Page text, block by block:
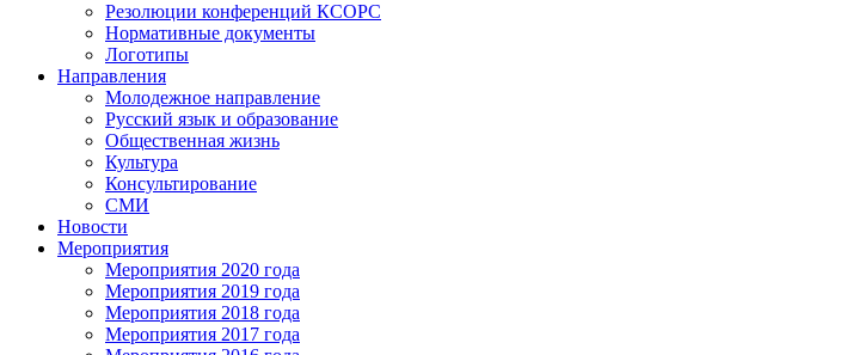
Резолюции конференций КСОРС
Нормативные документы
Логотипы
Направления
Молодежное направление
Русский язык и образование
Общественная жизнь
Культура
Консультирование
СМИ
Новости
Мероприятия
Мероприятия 2020 года
Мероприятия 2019 года
Мероприятия 2018 годa
Мероприятия 2017 года